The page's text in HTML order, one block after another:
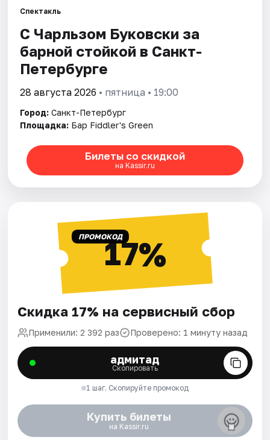
Города
Площадки
Артисты
Рейтинги
Спектакль
С Чарльзом Буковски за
барной стойкой в Санкт-
Петербурге
28 августа 2026 • пятница • 19:00
Город: Санкт-Петербург
Площадка: Бар Fiddler's Green
Билеты со скидкой
на Kassir.ru
ПРОМОКОД17%
Скидка 17% на сервисный сбор
Применили: 2 392 раз Проверено: 1 минуту назад
адмитад
Скопировать
1 шаг. Скопируйте промокод
Купить билеты
на Kassir.ru